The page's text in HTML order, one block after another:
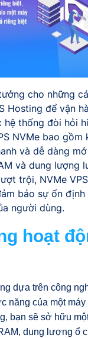
cho những
Hosting để vận
hệ thống đòi hỏi
NVMe bao gồm
và dễ dàng
và dung lượng
trội, NVMe
bảo sự ổn
người dùng.
hoạt
dựa trên công
năng của một máy
bạn sẽ sở hữu
dung lượng ổ